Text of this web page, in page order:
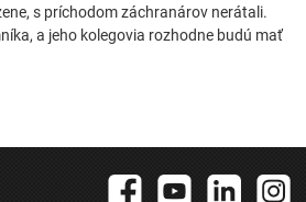
s príchodom záchranárov nerátali.
a jeho kolegovia rozhodne budú mať